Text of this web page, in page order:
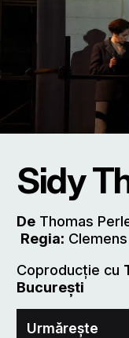
Sidy
De Thomas
Regia:
Coproducție cu
București
Urmărește